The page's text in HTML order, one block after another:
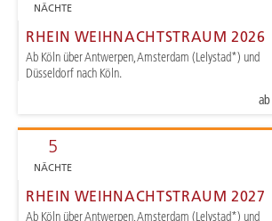
NÄCHTE
RHEIN WEIHNACHTSTRAUM 2026
Ab Köln über Antwerpen, Amsterdam (Lelystad*) und
Düsseldorf nach Köln.
5
NÄCHTE
RHEIN WEIHNACHTSTRAUM 2027
Ab Köln über Antwerpen, Amsterdam (Lelystad*) und